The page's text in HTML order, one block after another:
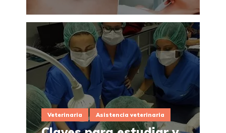
Veterinaria Asistencia veterinaria